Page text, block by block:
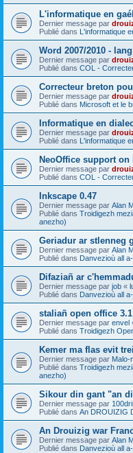
L'informatique en
Dernier message par
Publié dans L'informatique
Word 2007/2010 -
Dernier message par
Publié dans COL -
Correcteur breton
Dernier message par
Publié dans Microsoft et le
Informatique en
Dernier message par
Publié dans L'informatique
NeoOffice support on
Dernier message par
Publié dans COL -
Inkscape 0.47
Dernier message par Alan
Publié dans Troidigezh
anezho)
Geriadur ar stlenneg
Dernier message par Alan
Publié dans Danvezioù all
Difaziañ ar
Dernier message par job «
Publié dans Danvezioù all
staliañ open office
Dernier message par envel
Publié dans Troidigezh
Kemer ma flas evit
Dernier message par Malo-
Publié dans Troidigezh
anezho)
Sikour din gant "an
Dernier message par
Publié dans An DROUIZIG
An Drouizig war
Dernier message par Alan
Publié dans Danvezioù all